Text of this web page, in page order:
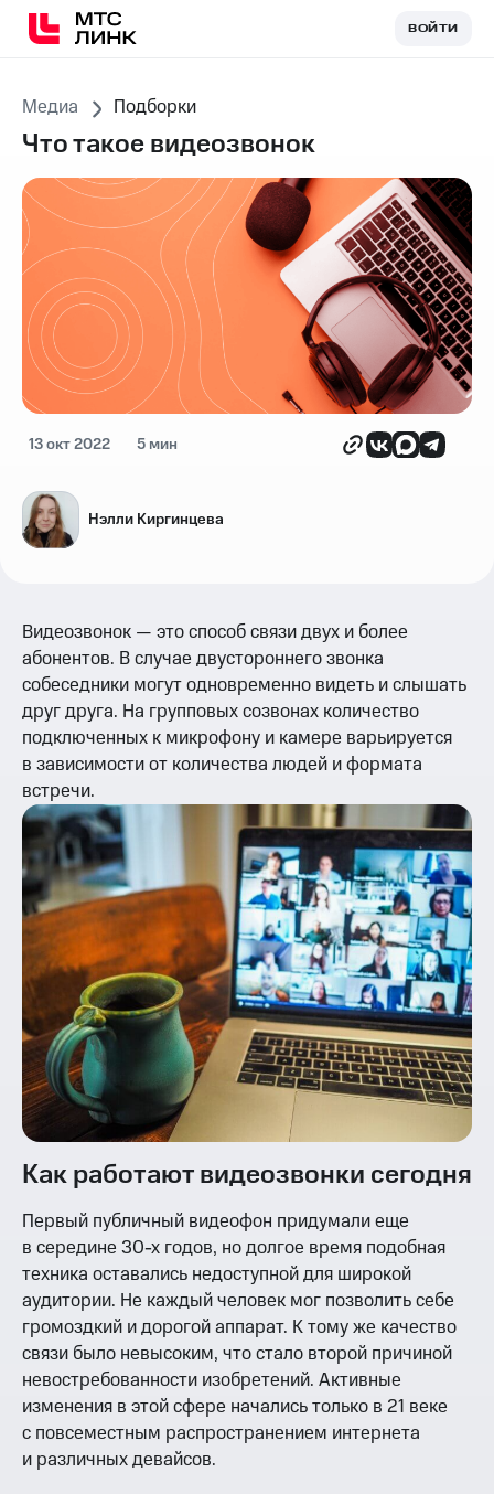
ВОЙТИВОЙТИ
Медиа Подборки
Что такое видеозвонок
13 окт 2022 5 мин
Нэлли Киргинцева
Видеозвонок — это способ связи двух и более
абонентов. В случае двустороннего звонка
собеседники могут одновременно видеть и слышать
друг друга. На групповых созвонах количество
подключенных к микрофону и камере варьируется
в зависимости от количества людей и формата
встречи.
Как работают видеозвонки сегодня
Первый публичный видеофон придумали еще
в середине 30-х годов, но долгое время подобная
техника оставались недоступной для широкой
аудитории. Не каждый человек мог позволить себе
громоздкий и дорогой аппарат. К тому же качество
связи было невысоким, что стало второй причиной
невостребованности изобретений. Активные
изменения в этой сфере начались только в 21 веке
с повсеместным распространением интернета
и различных девайсов.